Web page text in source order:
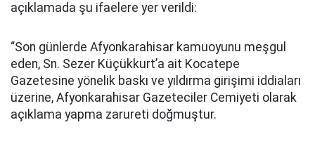
açıklamada şu ifaelere yer verildi:
“Son günlerde Afyonkarahisar kamuoyunu meşgul
eden, Sn. Sezer Küçükkurt’a ait Kocatepe
Gazetesine yönelik baskı ve yıldırma girişimi iddiaları
üzerine, Afyonkarahisar Gazeteciler Cemiyeti olarak
açıklama yapma zarureti doğmuştur.